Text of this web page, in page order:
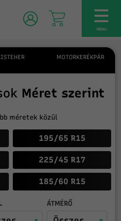
MENU
MOTORKERÉKPÁR
Méret szerint
méretek közül
195/65 R15
225/45 R17
185/60 R15
ÁTMÉRŐ